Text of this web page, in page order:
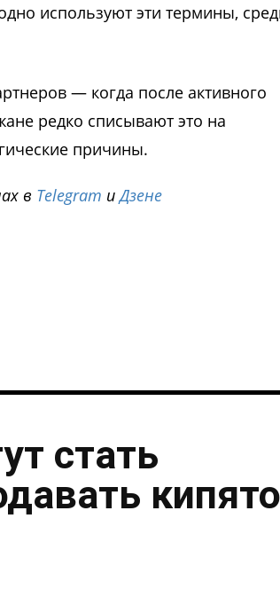
используют эти термины,
— когда после активного
редко списывают это на
причины.
в Telegram иДзене
стать